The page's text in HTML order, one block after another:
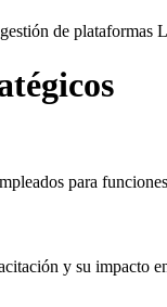
de plataformas
para
y su impacto